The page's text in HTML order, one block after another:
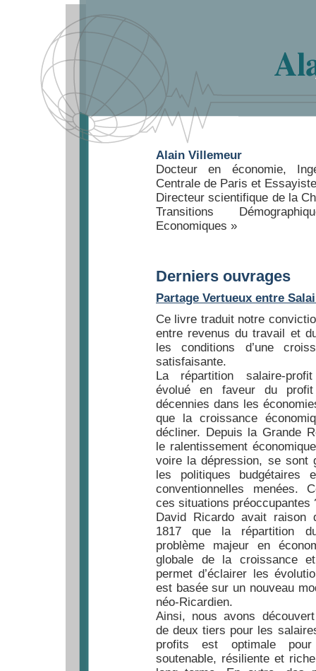
Alain Villemeur
Docteur en économie,
Centrale de Paris et Essayiste
Directeur scientifique de la
Transitions
Economiques »
Derniers ouvrages
Partage Vertueux entre
Ce livre traduit notre
entre revenus du travail et
les conditions d’une
satisfaisante.
La répartition salaire-
évolué en faveur du
décennies dans les
que la croissance
décliner. Depuis la Grande
le ralentissement
voire la dépression, se sont
les politiques budgétaires
conventionnelles menées.
ces situations préoccupantes
David Ricardo avait raison
1817 que la répartition
problème majeur en
globale de la croissance
permet d’éclairer les
est basée sur un nouveau
néo-Ricardien.
Ainsi, nous avons découvert
de deux tiers pour les
profits est optimale
soutenable, résiliente et